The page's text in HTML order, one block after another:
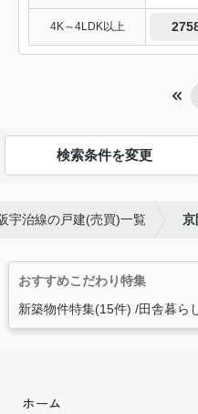
4K～4LDK以上
検索条件を変更
宇治線の戸建(売買)一覧 京
おすすめこだわり特集
新築物件特集(15件) 田舎暮ら
ホーム